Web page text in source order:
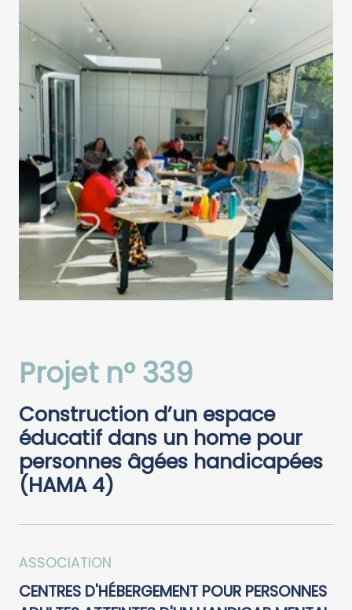
Projet n° 339
Construction d’un espace
éducatif dans un home pour
personnes âgées handicapées
(HAMA 4)
ASSOCIATION
CENTRES D'HÉBERGEMENT POUR PERSONNES